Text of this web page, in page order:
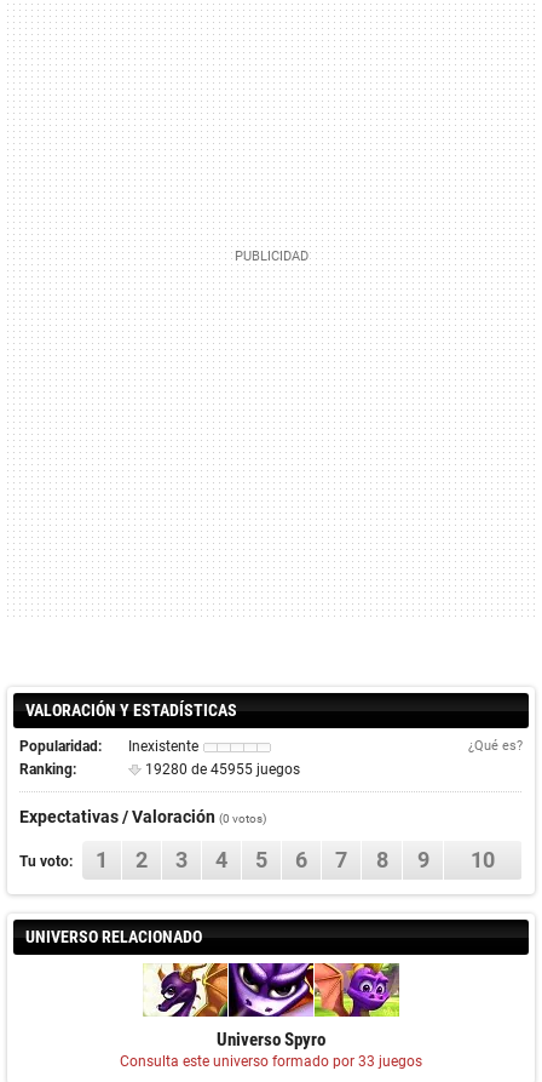
VALORACIÓN Y ESTADÍSTICAS
Popularidad: Inexistente ¿Qué es?
Ranking: 19280 de 45955 juegos
Expectativas / Valoración (0 votos)
Tu voto: 1 2 3 4 5 6 7 8 9 10
UNIVERSO RELACIONADO
Universo Spyro
Consulta este universo formado por 33 juegos